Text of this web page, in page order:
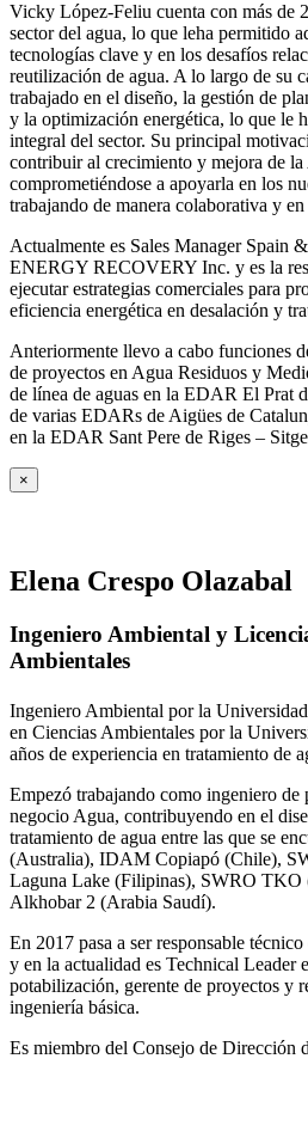
Vicky López-Feliu cuenta con más de
sector del agua, lo que leha permitido
tecnologías clave y en los desafíos
reutilización de agua. A lo largo de su
trabajado en el diseño, la gestión de
y la optimización energética, lo que le
integral del sector. Su principal
contribuir al crecimiento y mejora de la
comprometiéndose a apoyarla en los
trabajando de manera colaborativa y
Actualmente es Sales Manager Spain
ENERGY RECOVERY Inc. y es la
ejecutar estrategias comerciales para
eficiencia energética en desalación y
Anteriormente llevo a cabo funciones
de proyectos en Agua Residuos y
de línea de aguas en la EDAR El Prat
de varias EDARs de Aigües de
en la EDAR Sant Pere de Riges –
×
Elena Crespo Olazabal
Ingeniero Ambiental y
Ambientales
Ingeniero Ambiental por la
en Ciencias Ambientales por la
años de experiencia en tratamiento de
Empezó trabajando como ingeniero de
negocio Agua, contribuyendo en el
tratamiento de agua entre las que se
(Australia), IDAM Copiapó (Chile),
Laguna Lake (Filipinas), SWRO
Alkhobar 2 (Arabia Saudí).
En 2017 pasa a ser responsable
y en la actualidad es Technical Leader
potabilización, gerente de proyectos y
ingeniería básica.
Es miembro del Consejo de Dirección